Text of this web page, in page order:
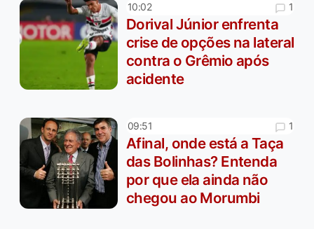
10:02 1
Dorival Júnior enfrenta
crise de opções na lateral
contra o Grêmio após
acidente
09:51 1
Afinal, onde está a Taça
das Bolinhas? Entenda
por que ela ainda não
chegou ao Morumbi